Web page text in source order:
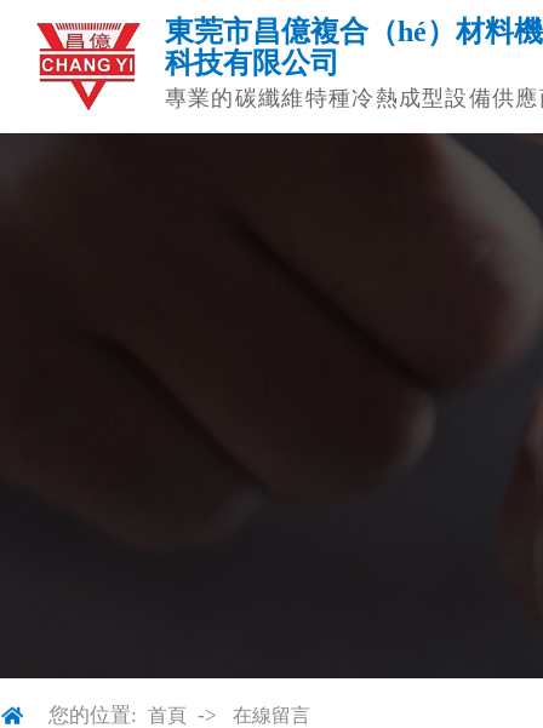
東莞市昌億複合（hé）材料
科技有限公司
專業的碳纖維特種冷熱成型設備供
您的位置: 首頁 -> 在線留言